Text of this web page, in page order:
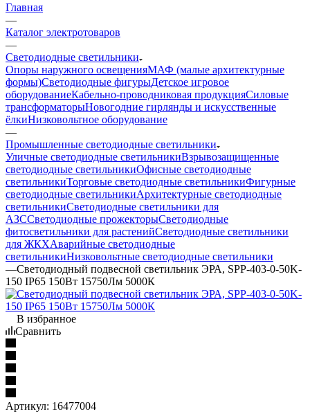
Главная
—
Каталог электротоваров
—
Светодиодные светильники
Опоры наружного освещенияМАФ (малые архитектурные
формы)Светодиодные фигурыДетское игровое
оборудованиеКабельно-проводниковая продукцияСиловые
трансформаторыНовогодние гирлянды и искусственные
ёлкиНизковольтное оборудование
—
Промышленные светодиодные светильники
Уличные светодиодные светильникиВзрывозащищенные
светодиодные светильникиОфисные светодиодные
светильникиТорговые светодиодные светильникиФигурные
светодиодные светильникиАрхитектурные светодиодные
светильникиСветодиодные светильники для
АЗССветодиодные прожекторыСветодиодные
фитосветильники для растенийСветодиодные светильники
для ЖКХАварийные светодиодные
светильникиНизковольтные светодиодные светильники
—Светодиодный подвесной светильник ЭРА, SPP-403-0-50K-
150 IP65 150Вт 15750Лм 5000К
В избранное
Сравнить
Артикул: 16477004